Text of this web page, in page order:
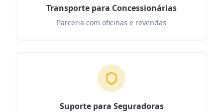
Transporte para Concessionárias
Parceria com oficinas e revendas
Suporte para Seguradoras